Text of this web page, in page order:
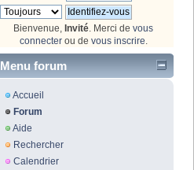
Bienvenue, Invité . Merci de vous
connecterou de vous inscrire
Menu forum
Accueil
Forum
Aide
Rechercher
Calendrier